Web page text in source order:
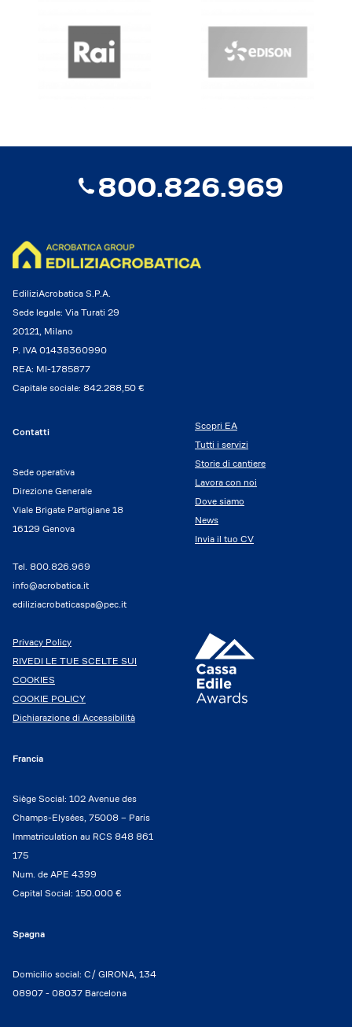
800.826.969
EdiliziAcrobatica S.P.A.
Sede legale: Via Turati 29
20121, Milano
P. IVA 01438360990
REA: MI-1785877
Capitale sociale: 842.288,50 €
Contatti
Sede operativa
Direzione Generale
Viale Brigate Partigiane 18
16129 Genova
Tel. 800.826.969
info@acrobatica.it
ediliziacrobaticaspa@pec.it
Scopri EA
Tutti i servizi
Storie di cantiere
Lavora con noi
Dove siamo
News
Invia il tuo CV
Privacy Policy
RIVEDI LE TUE SCELTE SUI
COOKIES
COOKIE POLICY
Dichiarazione di Accessibilità
Francia
Siège Social: 102 Avenue des
Champs-Elysées, 75008 – Paris
Immatriculation au RCS 848 861
175
Num. de APE 4399
Capital Social: 150.000 €
Spagna
Domicilio social: C/ GIRONA, 134
08907 - 08037 Barcelona